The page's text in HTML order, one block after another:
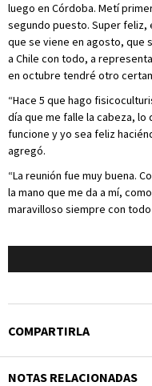
luego en Córdoba. Metí
segundo puesto. Super feliz,
que se viene en agosto, que
a Chile con todo, a
en octubre tendré otro
“Hace 5 que hago
día que me falle la cabeza, lo
funcione y yo sea feliz
agregó.
“La reunión fue muy buena.
la mano que me da a mí,
maravilloso siempre con
COMPARTIRLA
NOTAS RELACIONADAS